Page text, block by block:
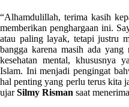
“Alhamdulillah, terima kasih
memberikan penghargaan ini.
atau paling layak, tetapi justru
bangga karena masih ada yang
kesehatan mental, khususnya
Islam. Ini menjadi pengingat
hal penting yang perlu terus kita
ujarSilmy Risman saat